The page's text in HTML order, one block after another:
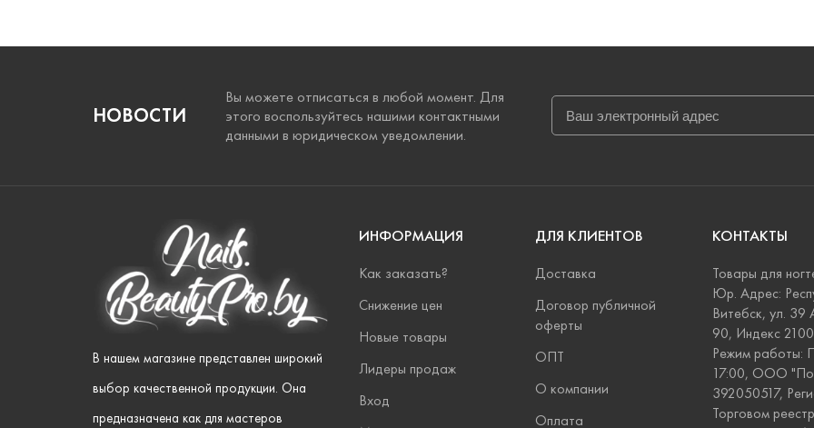
НОВОСТИ
Вы можете отписаться в любой момент. Для
этого воспользуйтесь нашими контактными
данными в юридическом уведомлении.
В нашем магазине представлен широкий
выбор качественной продукции. Она
предназначена как для мастеров
ИНФОРМАЦИЯ
Как заказать?
Снижение цен
Новые товары
Лидеры продаж
Вход
ДЛЯ КЛИЕНТОВ
Доставка
Договор публичной
оферты
ОПТ
О компании
Оплата
КОНТАКТЫ
Товары для
Юр. Адрес:
Витебск, ул. 39
90, Индекс
Режим работы:
17:00, ООО
392050517,
Торговом